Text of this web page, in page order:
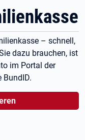
– schnell,
dazu brauchen, ist
im Portal der
BundID.